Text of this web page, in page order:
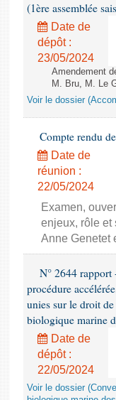
(1ère assemblée
Date de
dépôt :
23/05/2024
Amendement
M. Bru, M. Le
Voir le dossier
Compte rendu
Date de
réunion :
22/05/2024
Examen,
enjeux, rôle et
Anne Genetet
N° 2644 rapport
procédure
unies sur le droit
biologique marine
Date de
dépôt :
22/05/2024
Voir le dossier